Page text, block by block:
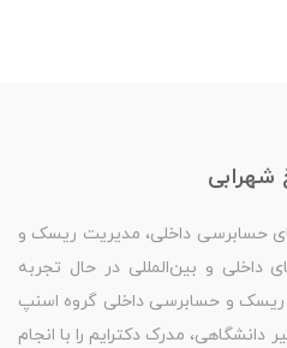
شهرابی
حسابرسی داخلی، مدیریت ریسک و
داخلی و بین‌المللی در حال تجربه
ریسک و حسابرسی داخلی گروه اسنپ
مدرک دکترایم را با انجام